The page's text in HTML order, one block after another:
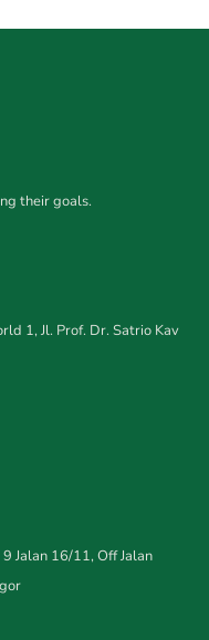
their goals.
1, Jl. Prof. Dr. Satrio Kav
Jalan 16/11, Off Jalan